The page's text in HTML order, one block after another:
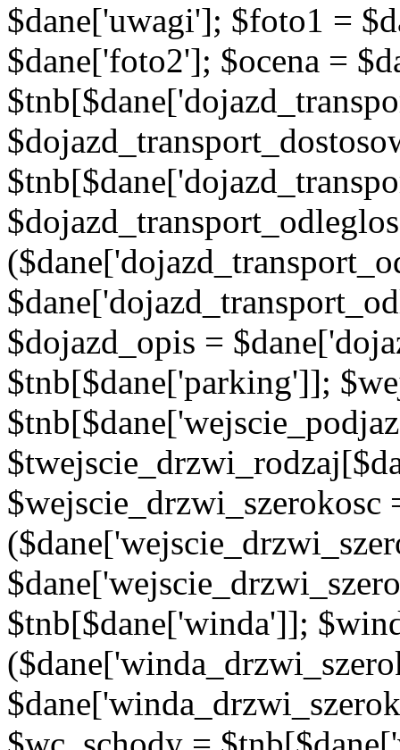
$dane['uwagi']; $foto1 =
$dane['foto2']; $ocena =
$dojazd_opis =
$tnb[$dane['parking']];
$wejscie_drzwi_szerokosc
$tnb[$dane['winda']];